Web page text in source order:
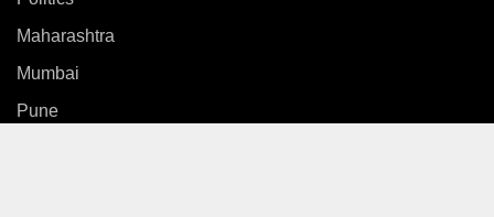
Maharashtra
Mumbai
Pune